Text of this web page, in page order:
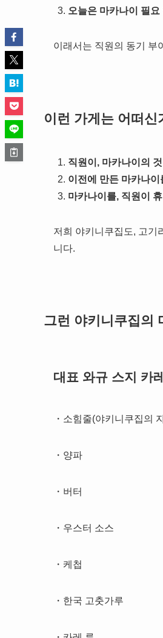
오늘은 마카나이 필
이래서는 직원의 동기 부
이런 가게는 어떠신
직원이, 마카나이의
이전에 만든 마카나
마카나이를, 직원이
저희 야키니쿠집도, 고기
니다.
그런 야키니쿠집의
대표 와규 스지 카레
・소힘줄(야키니쿠집의
・양파
・버터
・우스터 소스
・케첩
・한국 고춧가루